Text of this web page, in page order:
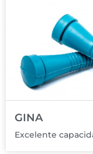
GINA
Excelente